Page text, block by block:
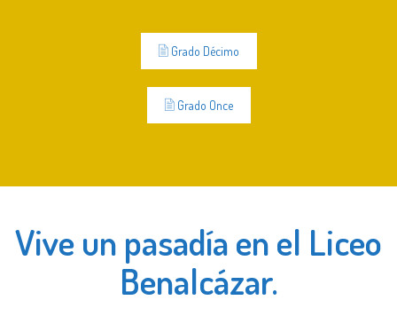
Grado Décimo
Grado Once
Vive un pasadía en el Liceo
Benalcázar.